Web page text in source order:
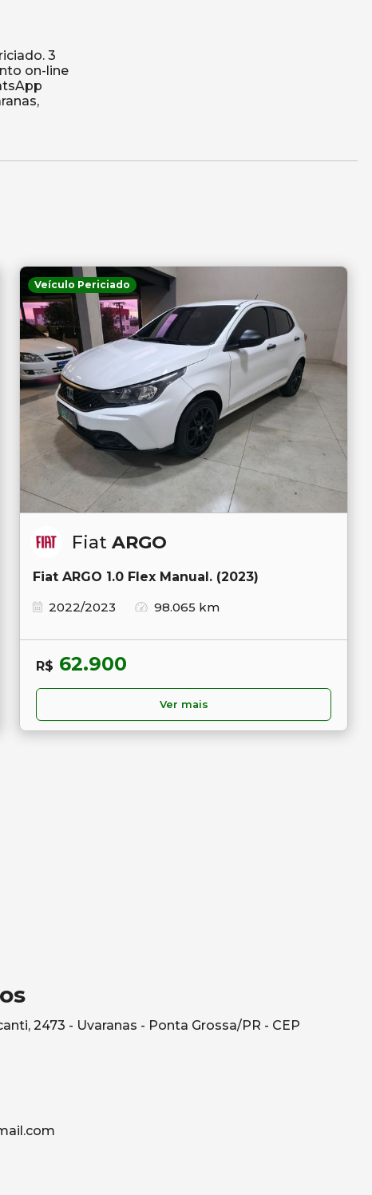
3
on-line
Veículo Periciado
Fiat ARGO
Fiat ARGO 1.0 Flex Manual. (2023)
2022/2023
98.065 km
R$ 62.900
Ver mais
2473 - Uvaranas - Ponta Grossa/PR - CEP